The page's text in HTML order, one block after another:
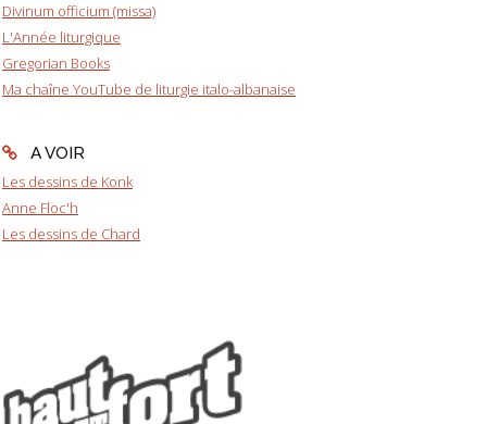
Divinum officium (missa)
L'Année liturgique
Gregorian Books
Ma chaîne YouTube de liturgie italo-albanaise
A VOIR
Les dessins de Konk
Anne Floc'h
Les dessins de Chard